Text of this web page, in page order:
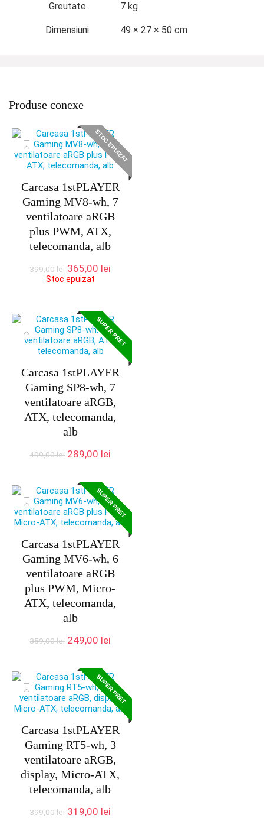
Greutate 7 kg
Dimensiuni 49 × 27 × 50 cm
Produse conexe
STOC EPUIZAT
Carcasa 1stPLAYER
Gaming MV8-wh, 7
ventilatoare aRGB
plus PWM, ATX,
telecomanda, alb
399,00lei Prețul
inițial
399,00 lei.
365,00 lei
Stoc epuizat
SUPER PRET
Carcasa 1stPLAYER
Gaming SP8-wh, 7
ventilatoare aRGB,
ATX, telecomanda,
alb
499,00lei Prețul
fost:
499,00 lei.
289,00 lei
289,00 lei.
SUPER PRET
Carcasa 1stPLAYER
Gaming MV6-wh, 6
ventilatoare aRGB
plus PWM, Micro-
ATX, telecomanda,
alb
359,00lei Prețul
fost:
359,00 lei.
249,00 lei
249,00 lei.
SUPER PRET
Carcasa 1stPLAYER
Gaming RT5-wh, 3
ventilatoare aRGB,
display, Micro-ATX,
telecomanda, alb
399,00lei Prețul
319,00 lei